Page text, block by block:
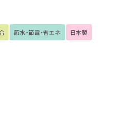
節水・節電・省エネ 日本製